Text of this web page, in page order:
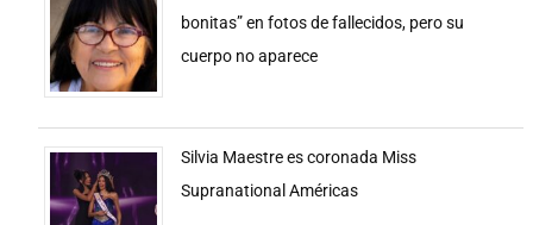
bonitas” en fotos de fallecidos, pero su
cuerpo no aparece
Silvia Maestre es coronada Miss
Supranational Américas